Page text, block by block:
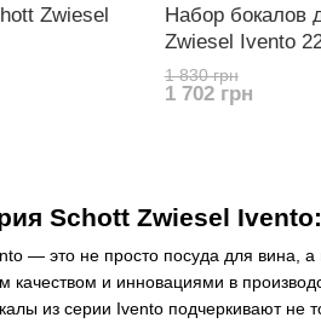
Schott Zwiesel
— это не просто посуда для вина,
качеством и инновациями в
из серии Ivento подчеркивают не
Zwiesel
Набор бокалов
Zwiesel Ivento
1 830 грн
1 702 грн